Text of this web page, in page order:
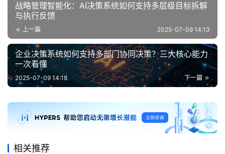
战略管理智能化：AI决策系统如何支持多层级目标拆解
与执行反馈
上一篇 2025-07-09 14:13
企业决策系统如何支持多部门协同决策？三大核心能力
一次看懂
下一篇
2025-07-09 14:18
相关推荐